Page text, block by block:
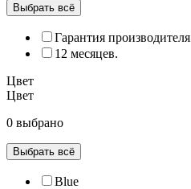
Выбрать всё
Гарантия производителя
12 месяцев.
Цвет
Цвет
0 выбрано
Выбрать всё
Blue